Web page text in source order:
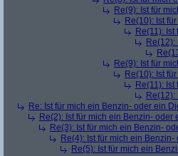
Re(9): Ist für
Re(10): Ist
Re(11):
Re(9): Ist für
Re(10): Ist
Re(11):
Re: Ist für mich ein Benzin- oder ein
Re(2): Ist für mich ein Benzin-
Re(3): Ist für mich ein Benzin-
Re(4): Ist für mich ein
Re(5): Ist für mich ein